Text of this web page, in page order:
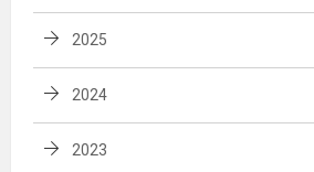
2025
2024
2023